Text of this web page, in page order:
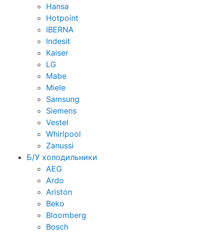
Hansa
Hotpoint
IBERNA
Indesit
Kaiser
LG
Mabe
Miele
Samsung
Siemens
Vestel
Whirlpool
Zanussi
Б/У холодильники
AEG
Ardo
Ariston
Beko
Bloomberg
Bosch